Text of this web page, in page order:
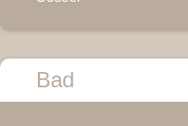
Bad